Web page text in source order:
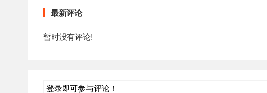
最新评论
暂时没有评论!
登录即可参与评论！